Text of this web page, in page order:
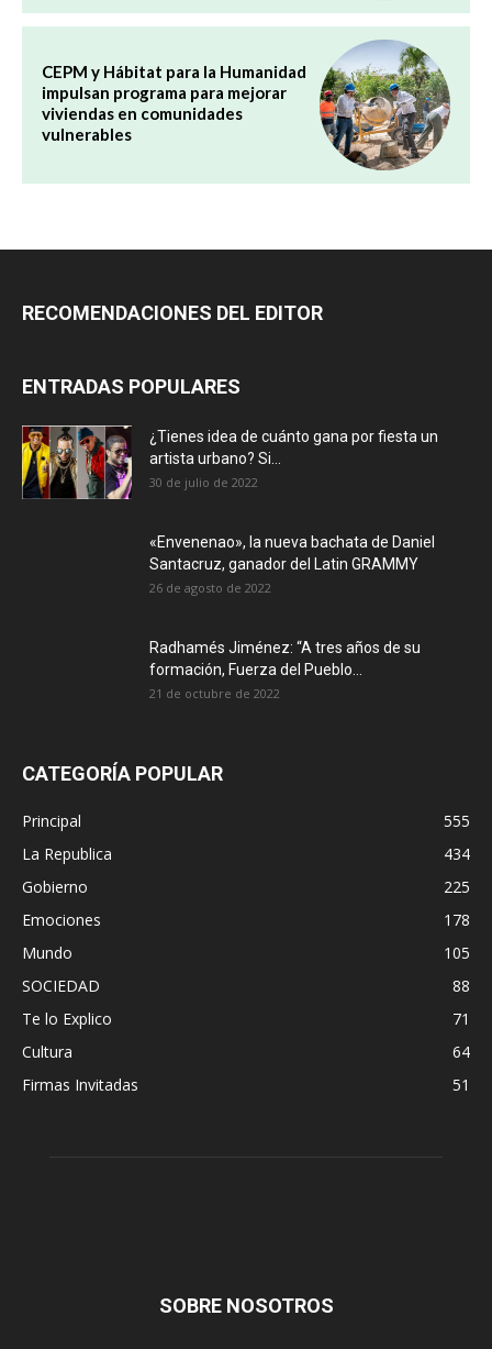
CEPM y Hábitat para la Humanidad
impulsan programa para mejorar
viviendas en comunidades
vulnerables
RECOMENDACIONES DEL EDITOR
ENTRADAS POPULARES
¿Tienes idea de cuánto gana por fiesta un
artista urbano? Si...
30 de julio de 2022
«Envenenao», la nueva bachata de Daniel
Santacruz, ganador del Latin GRAMMY
26 de agosto de 2022
Radhamés Jiménez: “A tres años de su
formación, Fuerza del Pueblo...
21 de octubre de 2022
CATEGORÍA POPULAR
Principal
555
La Republica
434
Gobierno
225
Emociones
178
Mundo
105
SOCIEDAD
88
Te lo Explico
71
Cultura
64
Firmas Invitadas
51
SOBRE NOSOTROS